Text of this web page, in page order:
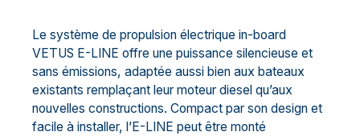
Le système de propulsion électrique in-board
VETUS E-LINE offre une puissance silencieuse et
sans émissions, adaptée aussi bien aux bateaux
existants remplaçant leur moteur diesel qu’aux
nouvelles constructions. Compact par son design et
facile à installer, l’E-LINE peut être monté